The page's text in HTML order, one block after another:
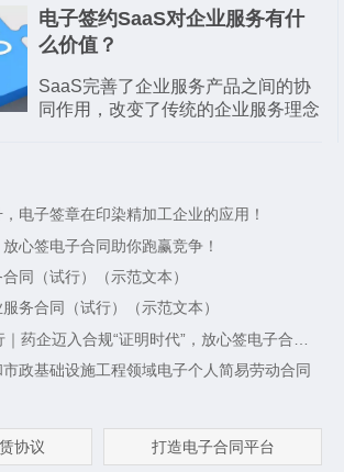
​电子签约SaaS对企业服务有什
么价值？
SaaS完善了企业服务产品之间的协
同作用，改变了传统的企业服务理念
电子签章在印染精加工企业的应用！
心签电子合同助你跑赢竞争！
同（试行）（示范文本）
务合同（试行）（示范文本）
政基础设施工程领域电子个人简易劳动合同
协议 打造电子合同平台